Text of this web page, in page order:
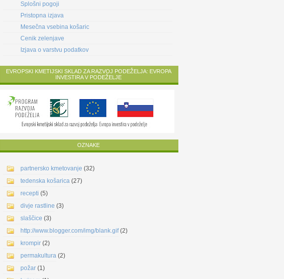
Splošni pogoji
Pristopna izjava
Mesečna vsebina košaric
Cenik zelenjave
Izjava o varstvu podatkov
EVROPSKI KMETIJSKI SKLAD ZA RAZVOJ PODEŽELJA: EVROPA
INVESTIRA V PODEŽELJE
OZNAKE
partnersko kmetovanje (32)
tedenska košarica (27)
recepti (5)
divje rastline (3)
slaščice (3)
http://www.blogger.com/img/blank.gif (2)
krompir (2)
permakultura (2)
požar (1)